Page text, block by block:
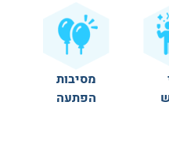
מסיבות
הפתעה